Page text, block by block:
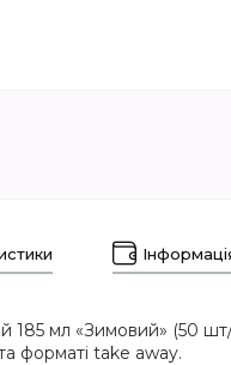
185 мл «Зимовий» (50
форматі take away.